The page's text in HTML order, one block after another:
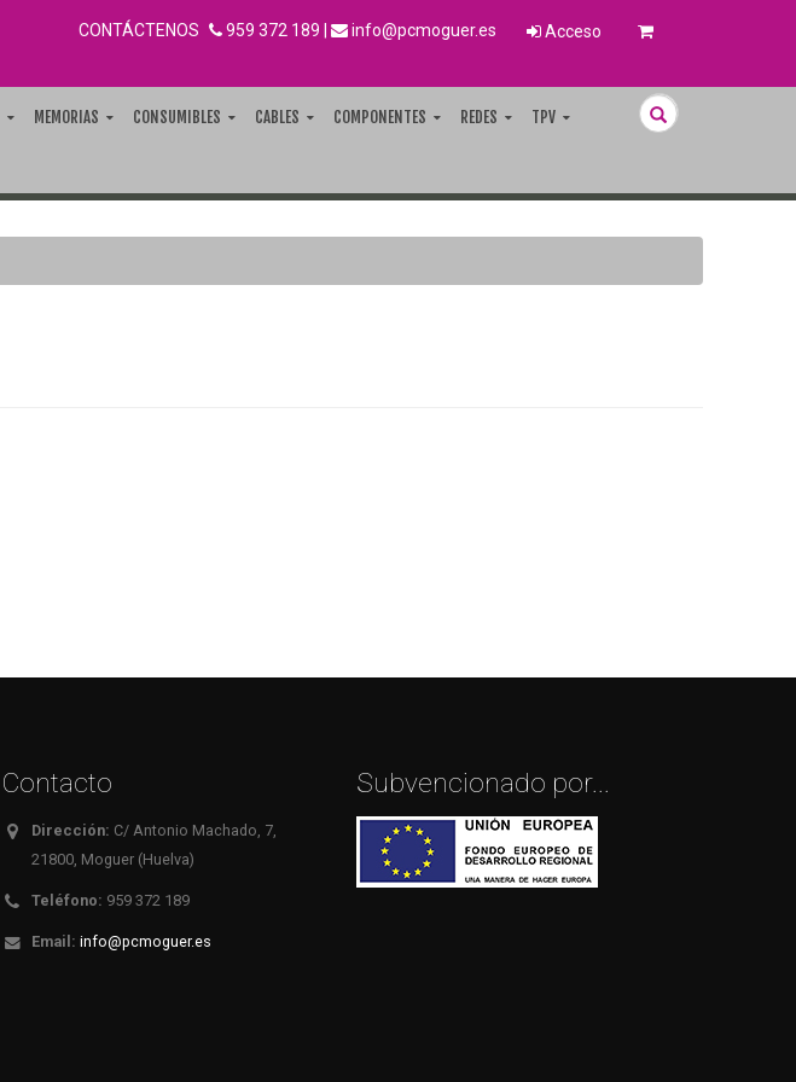
CONTÁCTENOS 959 372 189 info@pcmoguer.es Acceso
MEMORIAS CONSUMIBLES CABLES COMPONENTES REDES TPV
Contacto
Dirección: C/ Antonio Machado, 7,
21800, Moguer (Huelva)
Teléfono: 959 372 189
Email: info@pcmoguer.es
Subvencionado por...